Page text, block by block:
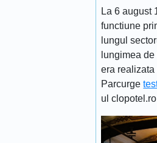
La 6 august
functiune
lungul
lungimea
era realizata
Parcurge
ul clopotel.ro